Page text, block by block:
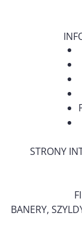
STRONY
BANERY,